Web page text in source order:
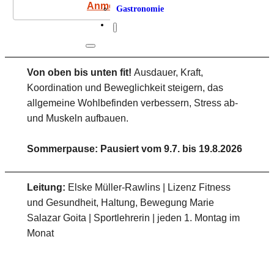
Gastronomie
Anmeldung
Von oben bis unten fit! Ausdauer, Kraft,
Koordination und Beweglichkeit steigern, das
allgemeine Wohlbefinden verbessern, Stress ab-
und Muskeln aufbauen.
Sommerpause: Pausiert vom 9.7. bis 19.8.2026
Leitung: Elske Müller-Rawlins | Lizenz Fitness
und Gesundheit, Haltung, Bewegung Marie
Salazar Goita | Sportlehrerin | jeden 1. Montag im
Monat